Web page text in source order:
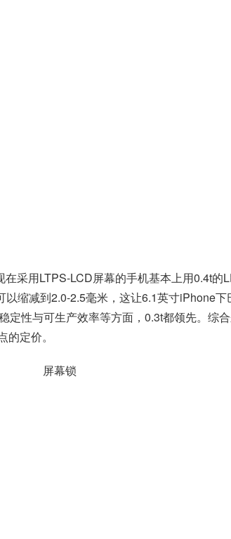
用LTPS-LCD屏幕的手机基本上用0.4t的
缩减到2.0-2.5毫米，这让6.1英寸iPhone
性与可生产效率等方面，0.3t都领先。综
定价。